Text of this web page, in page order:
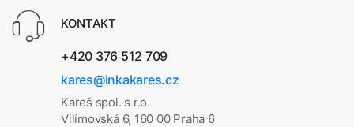
KONTAKT
+420 376 512 709
kares@inkakares.cz
Kareš spol. s r.o.
Vilímovská 6, 160 00 Praha 6